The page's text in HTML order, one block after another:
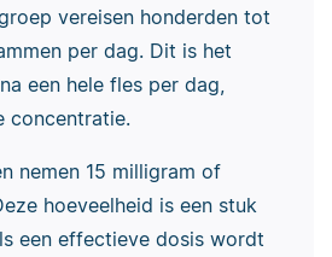
vereisen honderden tot
per dag. Dit is het
een hele fles per dag,
concentratie.
nemen 15 milligram of
hoeveelheid is een stuk
een effectieve dosis wordt